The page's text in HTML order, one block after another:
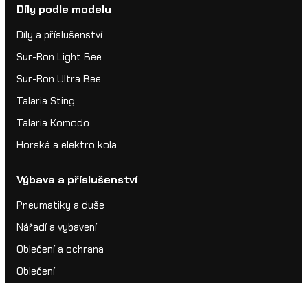
Díly podle modelu
Díly a příslušenství
Sur-Ron Light Bee
Sur-Ron Ultra Bee
Talaria Sting
Talaria Komodo
Horská a elektro kola
Výbava a příslušenství
Pneumatiky a duše
Nářadí a vybavení
Oblečení a ochrana
Oblečení